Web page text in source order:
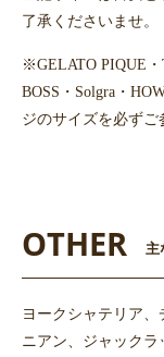
了承くださいませ。
※GELATO PIQUE
BOSS・Solgra・
ジのサイズを必ずご
OTHER 主
ヨークシャテリア
ニアン、ジャック